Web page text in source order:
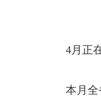
4月正在
本月全